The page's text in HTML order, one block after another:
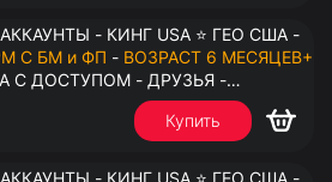
АККАУНТЫ - КИНГ USA ⭐ ГЕО США -
С БМ и ФП - ВОЗРАСТ 6 МЕСЯЦЕВ+
С ДОСТУПОМ - ДРУЗЬЯ -
- КОММЕНТАРИИ - ПЕРЕДАЧА
Купить